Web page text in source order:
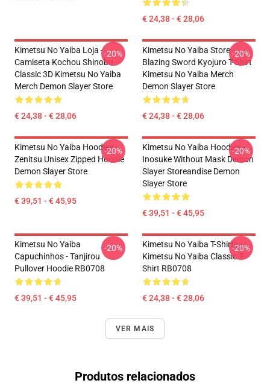
€ 24,38 - € 28,06
Kimetsu No Yaiba Loja -
Camiseta Kochou Shinobu
Classic 3D Kimetsu No Yaiba
Merch Demon Slayer Store
€ 24,38 - € 28,06
-20%
Kimetsu No Yaiba Store -
Blazing Sword Kyojuro T-Shirt
Kimetsu No Yaiba Merch
Demon Slayer Store
€ 24,38 - € 28,06
-20%
Kimetsu No Yaiba Hoodies -
Zenitsu Unisex Zipped Hoodie
Demon Slayer Store
€ 39,51 - € 45,95
-20%
Kimetsu No Yaiba Hoodies -
Inosuke Without Mask Demon
Slayer Storeandise Demon
Slayer Store
€ 39,51 - € 45,95
-20%
Kimetsu No Yaiba
Capuchinhos - Tanjirou
Pullover Hoodie RB0708
€ 39,51 - € 45,95
-20%
Kimetsu No Yaiba T-Shirts -
Kimetsu No Yaiba Classic T-
Shirt RB0708
€ 24,38 - € 28,06
-20%
VER MAIS
Produtos relacionados